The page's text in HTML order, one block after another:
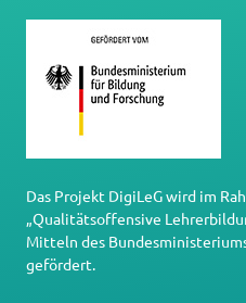
Das Projekt DigiLeG wird im
„Qualitätsoffensive
Mitteln des
gefördert.